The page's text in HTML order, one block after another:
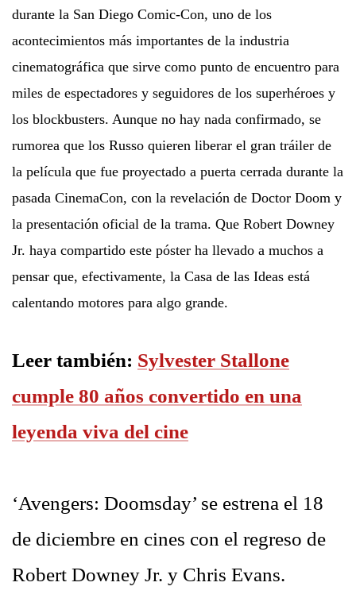
durante la San Diego Comic-Con, uno de los
acontecimientos más importantes de la industria
cinematográfica que sirve como punto de encuentro para
miles de espectadores y seguidores de los superhéroes y
los blockbusters. Aunque no hay nada confirmado, se
rumorea que los Russo quieren liberar el gran tráiler de
la película que fue proyectado a puerta cerrada durante la
pasada CinemaCon, con la revelación de Doctor Doom y
la presentación oficial de la trama. Que Robert Downey
Jr. haya compartido este póster ha llevado a muchos a
pensar que, efectivamente, la Casa de las Ideas está
calentando motores para algo grande.
Leer también: Sylvester Stallone
cumple 80 años convertido en una
leyenda viva del cine
‘Avengers: Doomsday’ se estrena el 18
de diciembre en cines con el regreso de
Robert Downey Jr. y Chris Evans.